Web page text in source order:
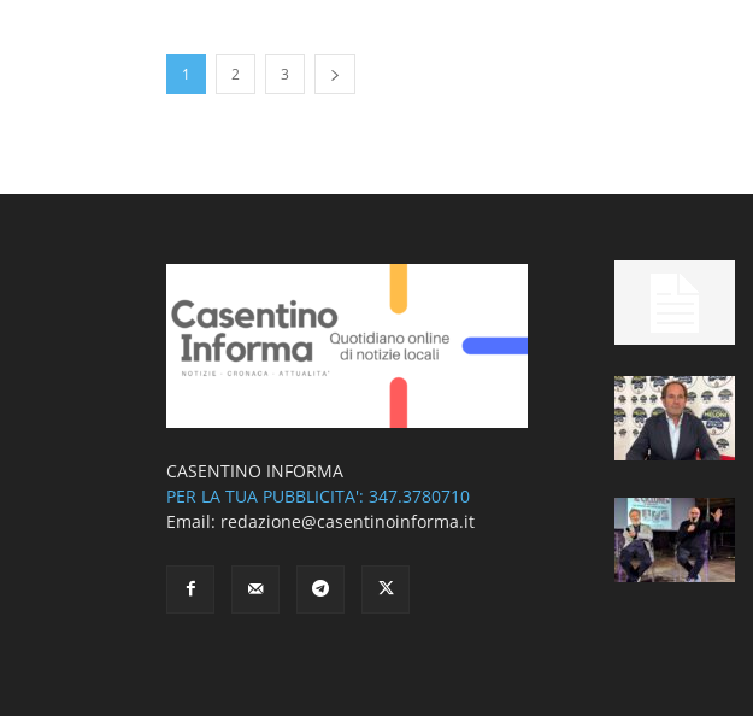
1 2 3
CASENTINO INFORMA
PER LA TUA PUBBLICITA': 347.3780710
Email: redazione@casentinoinforma.it